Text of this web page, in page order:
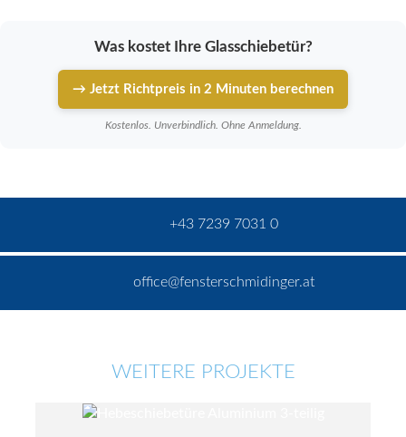
Was kostet Ihre Glasschiebetür?
→ Jetzt Richtpreis in 2 Minuten berechnen
Kostenlos. Unverbindlich. Ohne Anmeldung.
+43 7239 7031 0
office@fensterschmidinger.at
WEITERE PROJEKTE